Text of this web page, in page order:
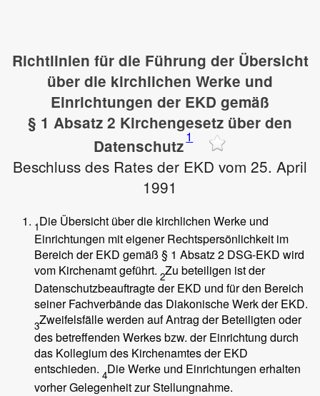
Richtlinien für die Führung der Übersicht
über die kirchlichen Werke und
Einrichtungen der EKD gemäß
§ 1 Absatz 2 Kirchengesetz über den
Datenschutz1
Beschluss des Rates der EKD vom 25. April
1991
1Die Übersicht über die kirchlichen Werke und
Einrichtungen mit eigener Rechtspersönlichkeit im
Bereich der EKD gemäß § 1 Absatz 2 DSG-EKD wird
vom Kirchenamt geführt. 2Zu beteiligen ist der
Datenschutzbeauftragte der EKD und für den Bereich
seiner Fachverbände das Diakonische Werk der EKD.
3Zweifelsfälle werden auf Antrag der Beteiligten oder
des betreffenden Werkes bzw. der Einrichtung durch
das Kollegium des Kirchenamtes der EKD
entschieden. 4Die Werke und Einrichtungen erhalten
vorher Gelegenheit zur Stellungnahme.